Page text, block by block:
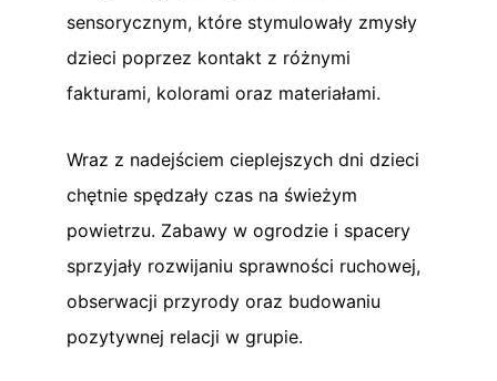
sensorycznym, które stymulowały zmysły
dzieci poprzez kontakt z różnymi
fakturami, kolorami oraz materiałami.
Wraz z nadejściem cieplejszych dni dzieci
chętnie spędzały czas na świeżym
powietrzu. Zabawy w ogrodzie i spacery
sprzyjały rozwijaniu sprawności ruchowej,
obserwacji przyrody oraz budowaniu
pozytywnej relacji w grupie.